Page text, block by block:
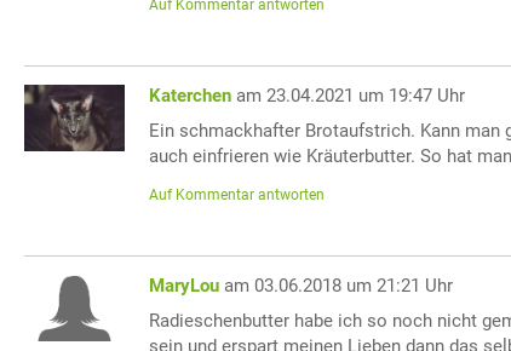
Auf Kommentar antworten
Katerchen am 23.04.2021 um 19:47 Uhr
Ein schmackhafter Brotaufstrich. Kann man
auch einfrieren wie Kräuterbutter. So hat
Auf Kommentar antworten
MaryLou am 03.06.2018 um 21:21 Uhr
Radieschenbutter habe ich so noch nicht
sein und erspart meinen Lieben dann das